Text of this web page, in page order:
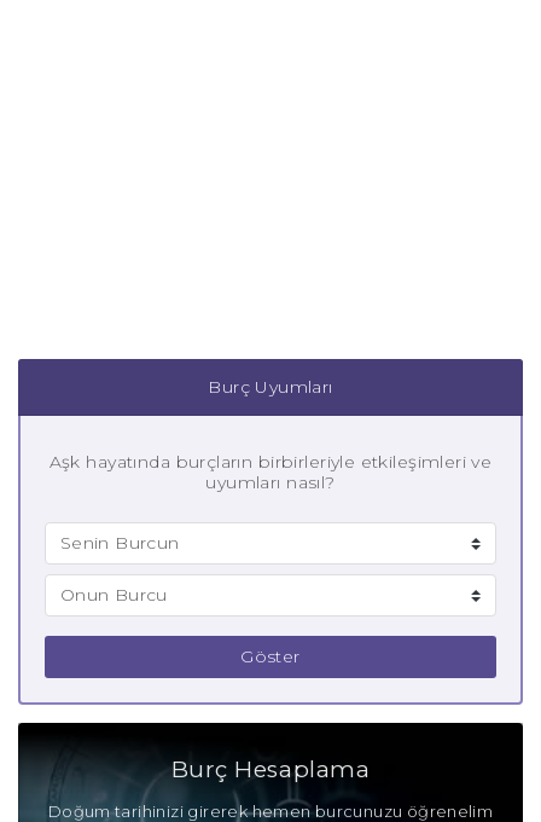
Burç Uyumları
Aşk hayatında burçların birbirleriyle etkileşimleri ve
uyumları nasıl?
Göster
Burç Hesaplama
Doğum tarihinizi girerek hemen burcunuzu öğrenelim